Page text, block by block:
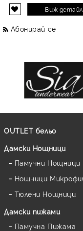
Виж
Абонирай се
OUTLET бельо
Дамски Нощници
Памучни Нощници
Нощници
Тюлени Нощници
Дамски пижами
Памучна Пижама